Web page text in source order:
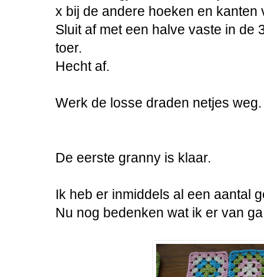
x bij de andere hoeken en
Sluit af met een halve vaste in de
toer.
Hecht af.
Werk de losse draden netjes weg.
De eerste granny is klaar.
Ik heb er inmiddels al een aantal
Nu nog bedenken wat ik er van